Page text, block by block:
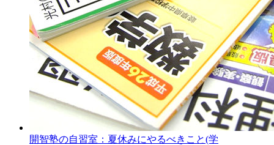
開智塾の自習室：夏休みにやるべきこと(学